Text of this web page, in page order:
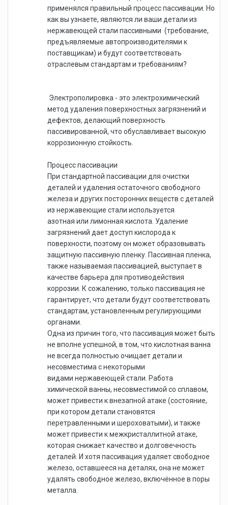
применялся правильный процесс пассивации. Но
как вы узнаете, являются ли ваши детали из
нержавеющей стали пассивными (требование,
предъявляемые автопроизводителями к
поставщикам) и будут соответствовать
отраслевым стандартам и требованиям?
Электрополировка - это электрохимический
метод удаления поверхностных загрязнений и
дефектов, делающий поверхность
пассивированной, что обуславливает высокую
коррозионную стойкость.
Процесс пассивации
При стандартной пассивации для очистки
деталей и удаления остаточного свободного
железа и других посторонних веществ с деталей
из нержавеющие стали используется
азотная или лимонная кислота. Удаление
загрязнений дает доступ кислорода к
поверхности, поэтому он может образовывать
защитную пассивную пленку. Пассивная пленка,
также называемая пассивацией, выступает в
качестве барьера для противодействия
коррозии. К сожалению, только пассивация не
гарантирует, что детали будут соответствовать
стандартам, установленным регулирующими
органами.
Одна из причин того, что пассивация может быть
не вполне успешной, в том, что кислотная ванна
не всегда полностью очищает детали и
несовместима с некоторыми
видами нержавеющей стали. Работа
химической ванны, несовместимой со сплавом,
может привести к внезапной атаке (состояние,
при котором детали становятся
перетравленными и шероховатыми), и также
может привести к межкристаллитной атаке,
которая снижает качество и долговечность
деталей. И хотя пассивация удаляет свободное
железо, оставшееся на деталях, она не может
удалять свободное железо, включённое в поры
металла.